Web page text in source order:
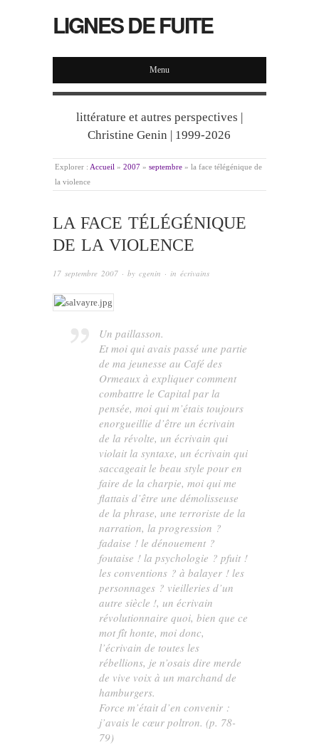
LIGNES DE FUITE
Menu
littérature et autres perspectives |
Christine Genin | 1999-2026
Explorer : Accueil » 2007 » septembre » la face télégénique de
la violence
LA FACE TÉLÉGÉNIQUE
DE LA VIOLENCE
17 septembre 2007 · by cgenin · in écrivains
Un paillasson.
Et moi qui avais passé une partie
de ma jeunesse au Café des
Ormeaux à expliquer comment
combattre le Capital par la
pensée, moi qui m’étais toujours
enorgueillie d’être un écrivain
de la révolte, un écrivain qui
violait la syntaxe, un écrivain qui
saccageait le beau style pour en
faire de la charpie, moi qui me
flattais d’être une démolisseuse
de la phrase, une terroriste de la
narration, la progression ?
fadaise ! le dénouement ?
foutaise ! la psychologie ? pfuit !
les conventions ? à balayer ! les
personnages ? vieilleries d’un
autre siècle !, un écrivain
révolutionnaire quoi, bien que ce
mot fît honte, moi donc,
l’écrivain de toutes les
rébellions, je n’osais dire merde
de vive voix à un marchand de
hamburgers.
Force m’était d’en convenir :
j’avais le cœur poltron. (p. 78-
79)